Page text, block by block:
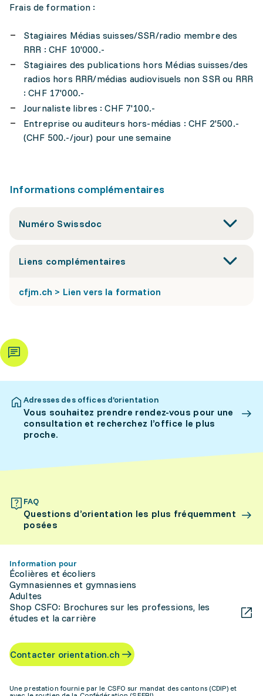
Frais de formation :
Stagiaires Médias suisses/SSR/radio membre des
RRR : CHF 10'000.-
Stagiaires des publications hors Médias suisses/des
radios hors RRR/médias audiovisuels non SSR ou RRR
: CHF 17'000.-
Journaliste libres : CHF 7'100.-
Entreprise ou auditeurs hors-médias : CHF 2'500.-
(CHF 500.-/jour) pour une semaine
Informations complémentaires
Numéro Swissdoc
Liens complémentaires
cfjm.ch > Lien vers la formation
Adresses des offices d’orientation
Vous souhaitez prendre rendez-vous pour une
consultation et recherchez l’office le plus
proche.
FAQ
Questions d’orientation les plus fréquemment
posées
Information pour
Écolières et écoliers
Gymnasiennes et gymnasiens
Adultes
Shop CSFO: Brochures sur les professions, les
études et la carrière
Contacter orientation.ch
Une prestation fournie par le CSFO sur mandat des cantons (CDIP) et